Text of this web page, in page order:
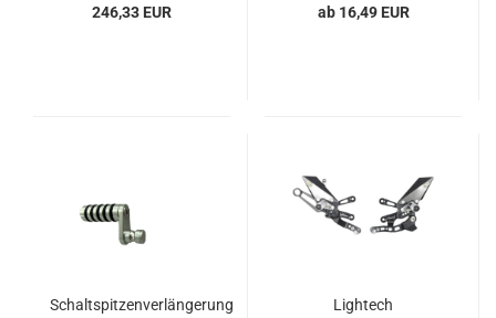
246,33 EUR ab 16,49 EUR
Schaltspitzenverlängerung
Lightech